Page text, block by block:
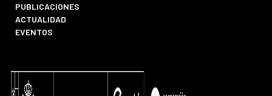
PUBLICACIONES
ACTUALIDAD
EVENTOS